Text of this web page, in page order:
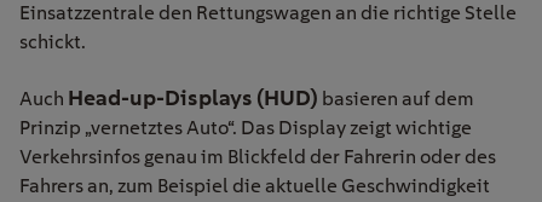
Einsatzzentrale den Rettungswagen an die richtige Stelle
schickt.
Auch Head-up-Displays (HUD) basieren auf dem
Prinzip „vernetztes Auto“. Das Display zeigt wichtige
Verkehrsinfos genau im Blickfeld der Fahrerin oder des
Fahrers an, zum Beispiel die aktuelle Geschwindigkeit